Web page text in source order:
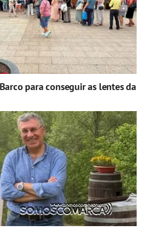
para conseguir as lentes da